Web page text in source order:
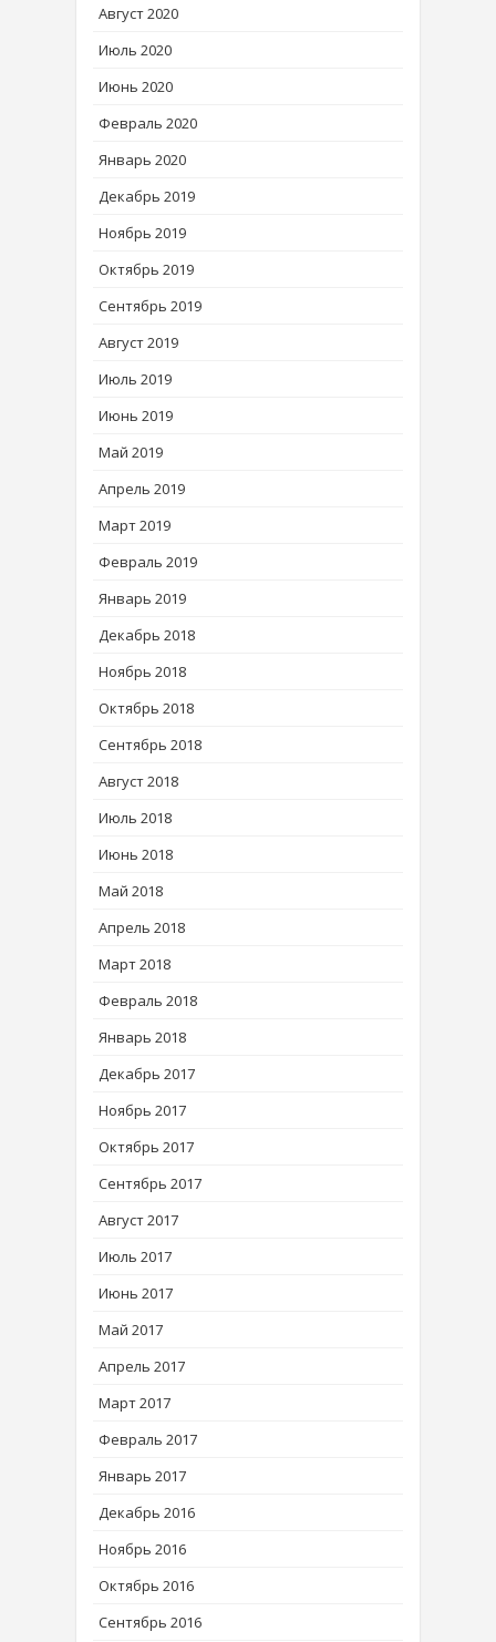
Август 2020
Июль 2020
Июнь 2020
Февраль 2020
Январь 2020
Декабрь 2019
Ноябрь 2019
Октябрь 2019
Сентябрь 2019
Август 2019
Июль 2019
Июнь 2019
Май 2019
Апрель 2019
Март 2019
Февраль 2019
Январь 2019
Декабрь 2018
Ноябрь 2018
Октябрь 2018
Сентябрь 2018
Август 2018
Июль 2018
Июнь 2018
Май 2018
Апрель 2018
Март 2018
Февраль 2018
Январь 2018
Декабрь 2017
Ноябрь 2017
Октябрь 2017
Сентябрь 2017
Август 2017
Июль 2017
Июнь 2017
Май 2017
Апрель 2017
Март 2017
Февраль 2017
Январь 2017
Декабрь 2016
Ноябрь 2016
Октябрь 2016
Сентябрь 2016